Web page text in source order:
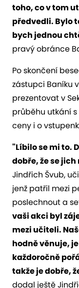
toho, co v tom
předvedli. Bylo
bych jednou
pravý obránce
Po skončení
zástupci Baníku
prezentovat v
průběhu utkání s
ceny i o
"Líbilo se mi to.
dobře, že se
Jindřich Švub,
jenž patřil mezi
poslechnout a
vaši akci byl
mezi učiteli.
hodně věnuje,
každoročně
takže je dobře,
dodal ještě